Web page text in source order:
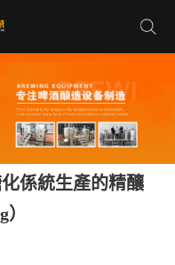
係統生產的精釀